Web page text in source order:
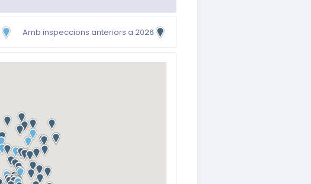
Amb inspeccions anteriors a 2026